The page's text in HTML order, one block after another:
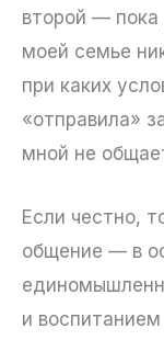
второй —
моей семье
при каких
«отправила»
мной не
Если честно,
общение — в
и